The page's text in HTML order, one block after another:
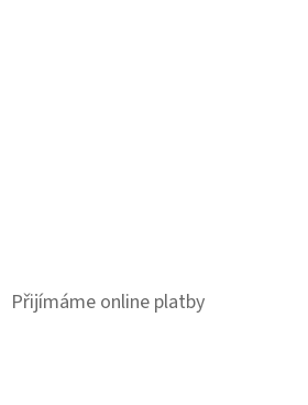
Přijímáme online platby